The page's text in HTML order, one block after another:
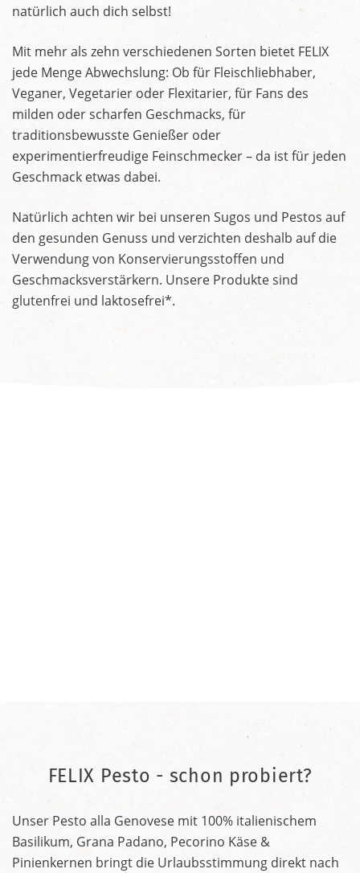
natürlich auch dich selbst!
Mit mehr als zehn verschiedenen Sorten bietet FELIX
jede Menge Abwechslung: Ob für Fleischliebhaber,
Veganer, Vegetarier oder Flexitarier, für Fans des
milden oder scharfen Geschmacks, für
traditionsbewusste Genießer oder
experimentierfreudige Feinschmecker – da ist für jeden
Geschmack etwas dabei.
Natürlich achten wir bei unseren Sugos und Pestos auf
den gesunden Genuss und verzichten deshalb auf die
Verwendung von Konservierungsstoffen und
Geschmacksverstärkern. Unsere Produkte sind
glutenfrei und laktosefrei*.
FELIX Pesto - schon probiert?
Unser Pesto alla Genovese mit 100% italienischem
Basilikum, Grana Padano, Pecorino Käse &
Pinienkernen bringt die Urlaubsstimmung direkt nach